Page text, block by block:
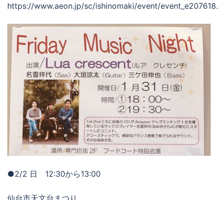
https://www.aeon.jp/sc/ishinomaki/event/
●2/2 日 12:30から13:00